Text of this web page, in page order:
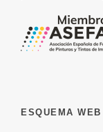
ESQUEMA WEB